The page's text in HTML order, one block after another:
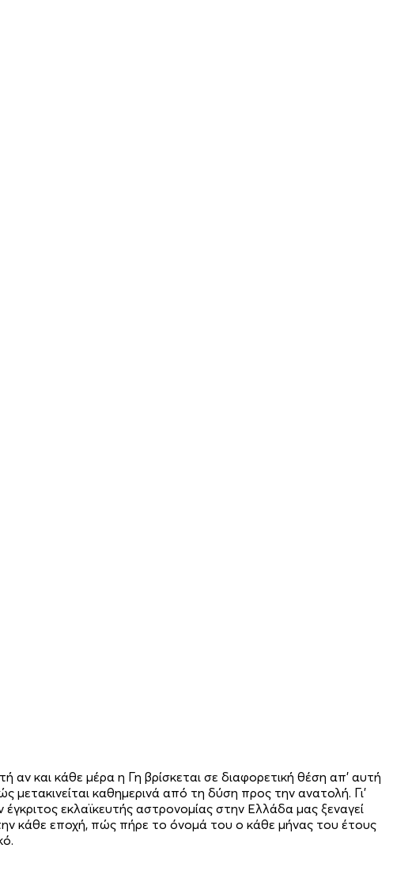
αν και κάθε μέρα η Γη βρίσκεται σε διαφορετική θέση απ' αυτή
καθημερινά από τη δύση προς την ανατολή. Γι’
εκλαϊκευτής αστρονομίας στην Ελλάδα μας ξεναγεί
κάθε εποχή, πώς πήρε το όνομά του ο κάθε μήνας του έτους